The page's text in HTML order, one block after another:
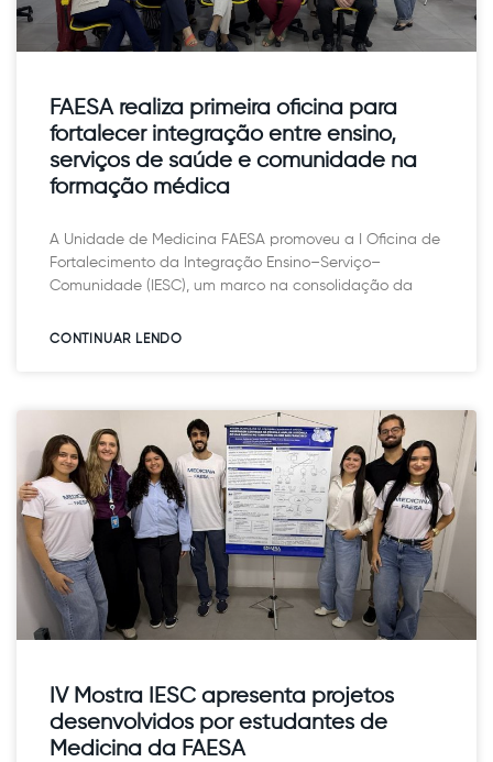
FAESA realiza primeira oficina para
fortalecer integração entre ensino,
serviços de saúde e comunidade na
formação médica
A Unidade de Medicina FAESA promoveu a I Oficina de
Fortalecimento da Integração Ensino–Serviço–
Comunidade (IESC), um marco na consolidação da
CONTINUAR LENDO​
IV Mostra IESC apresenta projetos
desenvolvidos por estudantes de
Medicina da FAESA